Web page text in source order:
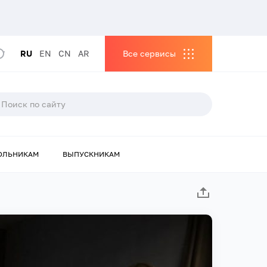
RU EN CN AR Все сервисы
ВЫПУСКНИКАМ